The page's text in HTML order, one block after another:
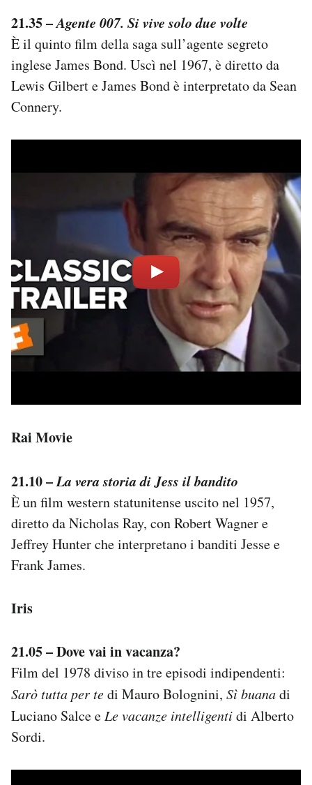
21.35 –Agente 007. Si vive solo due volte
È il quinto film della saga sull’agente segreto
inglese James Bond. Uscì nel 1967, è diretto da
Lewis Gilbert e James Bond è interpretato da Sean
Connery.
Rai Movie
21.10 –La vera storia di Jess il bandito
È un film western statunitense uscito nel 1957,
diretto da Nicholas Ray, con Robert Wagner e
Jeffrey Hunter che interpretano i banditi Jesse e
Frank James.
Iris
21.05 – Dove vai in vacanza?
Film del 1978 diviso in tre episodi indipendenti:
Sarò tutta per tedi Mauro Bolognini, Sì buanadi
Luciano Salce eLe vacanze intelligentidi Alberto
Sordi.